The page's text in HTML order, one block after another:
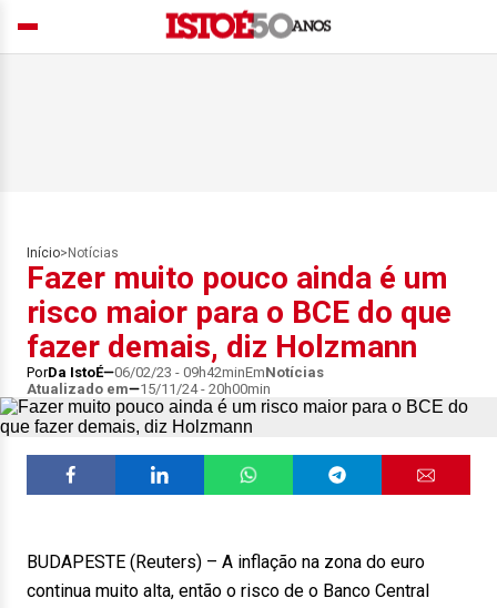
Início> Notícias
Fazer muito pouco ainda é um
risco maior para o BCE do que
fazer demais, diz Holzmann
PorDa IstoÉ 06/02/23 - 09h42minEmNotícias
Atualizado em
15/11/24 - 20h00min
BUDAPESTE (Reuters) – A inflação na zona do euro
continua muito alta, então o risco de o Banco Central